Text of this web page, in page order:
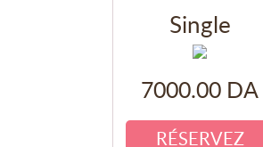
Single
7000.00 DA